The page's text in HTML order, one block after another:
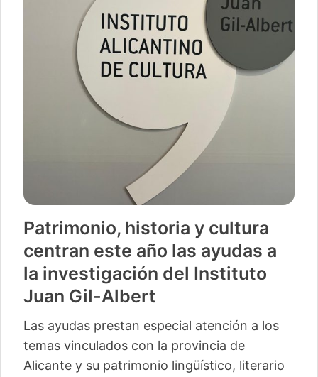
Patrimonio, historia y cultura
centran este año las ayudas a
la investigación del Instituto
Juan Gil-Albert
Las ayudas prestan especial atención a los
temas vinculados con la provincia de
Alicante y su patrimonio lingüístico, literario